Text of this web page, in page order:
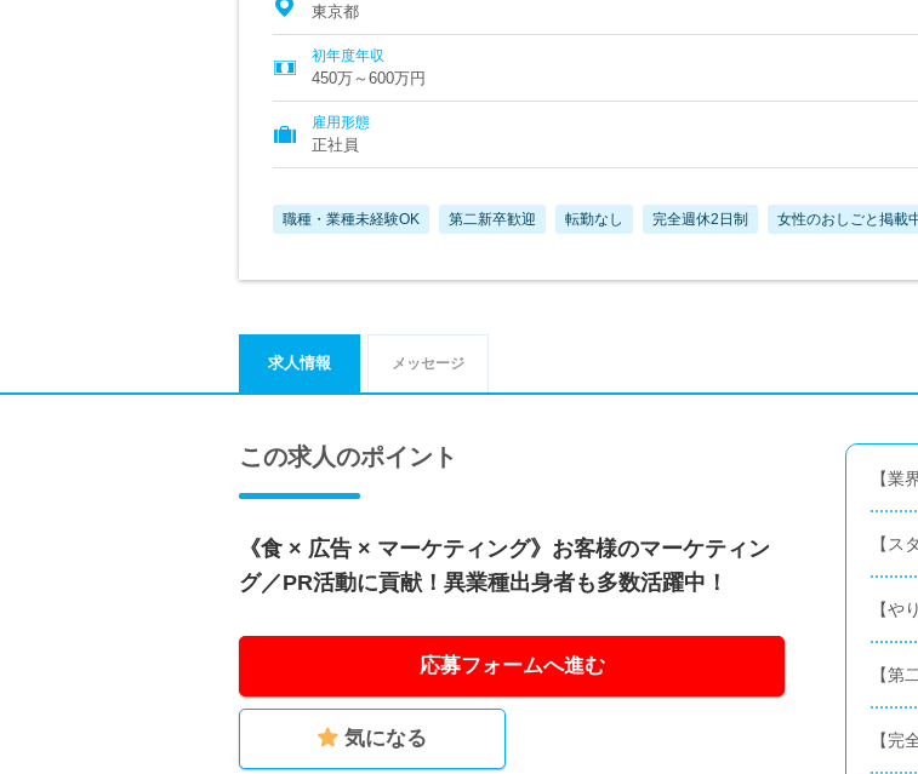
東京都
初年度年収
450万～600万円
雇用形態
正社員
職種・業種未経験OK 第二新卒歓迎 転勤なし 完全週休2日制 女性のおしごと掲載
求人情報 メッセージ
この求人のポイント
《食 × 広告 × マーケティング》お客様のマーケティン
グ／PR活動に貢献！異業種出身者も多数活躍中！
応募フォームへ進む
気になる
【業
【ス
【や
【第
【完